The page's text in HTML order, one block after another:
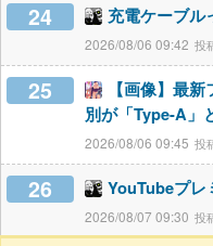
24 充電ケーブル
2026/08/06 09:42
25
【画像】最
別が「Type-A」
2026/08/06 09:45
26 YouTubeプレ
2026/08/07 09:30